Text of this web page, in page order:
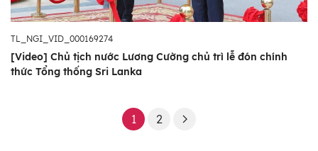
TL_NGI_VID_000169274
[Video] Chủ tịch nước Lương Cường chủ trì lễ đón chính
thức Tổng thống Sri Lanka
1 2